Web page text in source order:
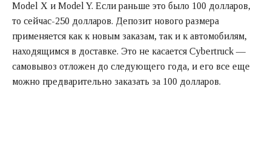
Model X и Model Y. Если раньше это было 100 долларов,
то сейчас-250 долларов. Депозит нового размера
применяется как к новым заказам, так и к автомобилям,
находящимся в доставке. Это не касается Cybertruck —
самовывоз отложен до следующего года, и его все еще
можно предварительно заказать за 100 долларов.